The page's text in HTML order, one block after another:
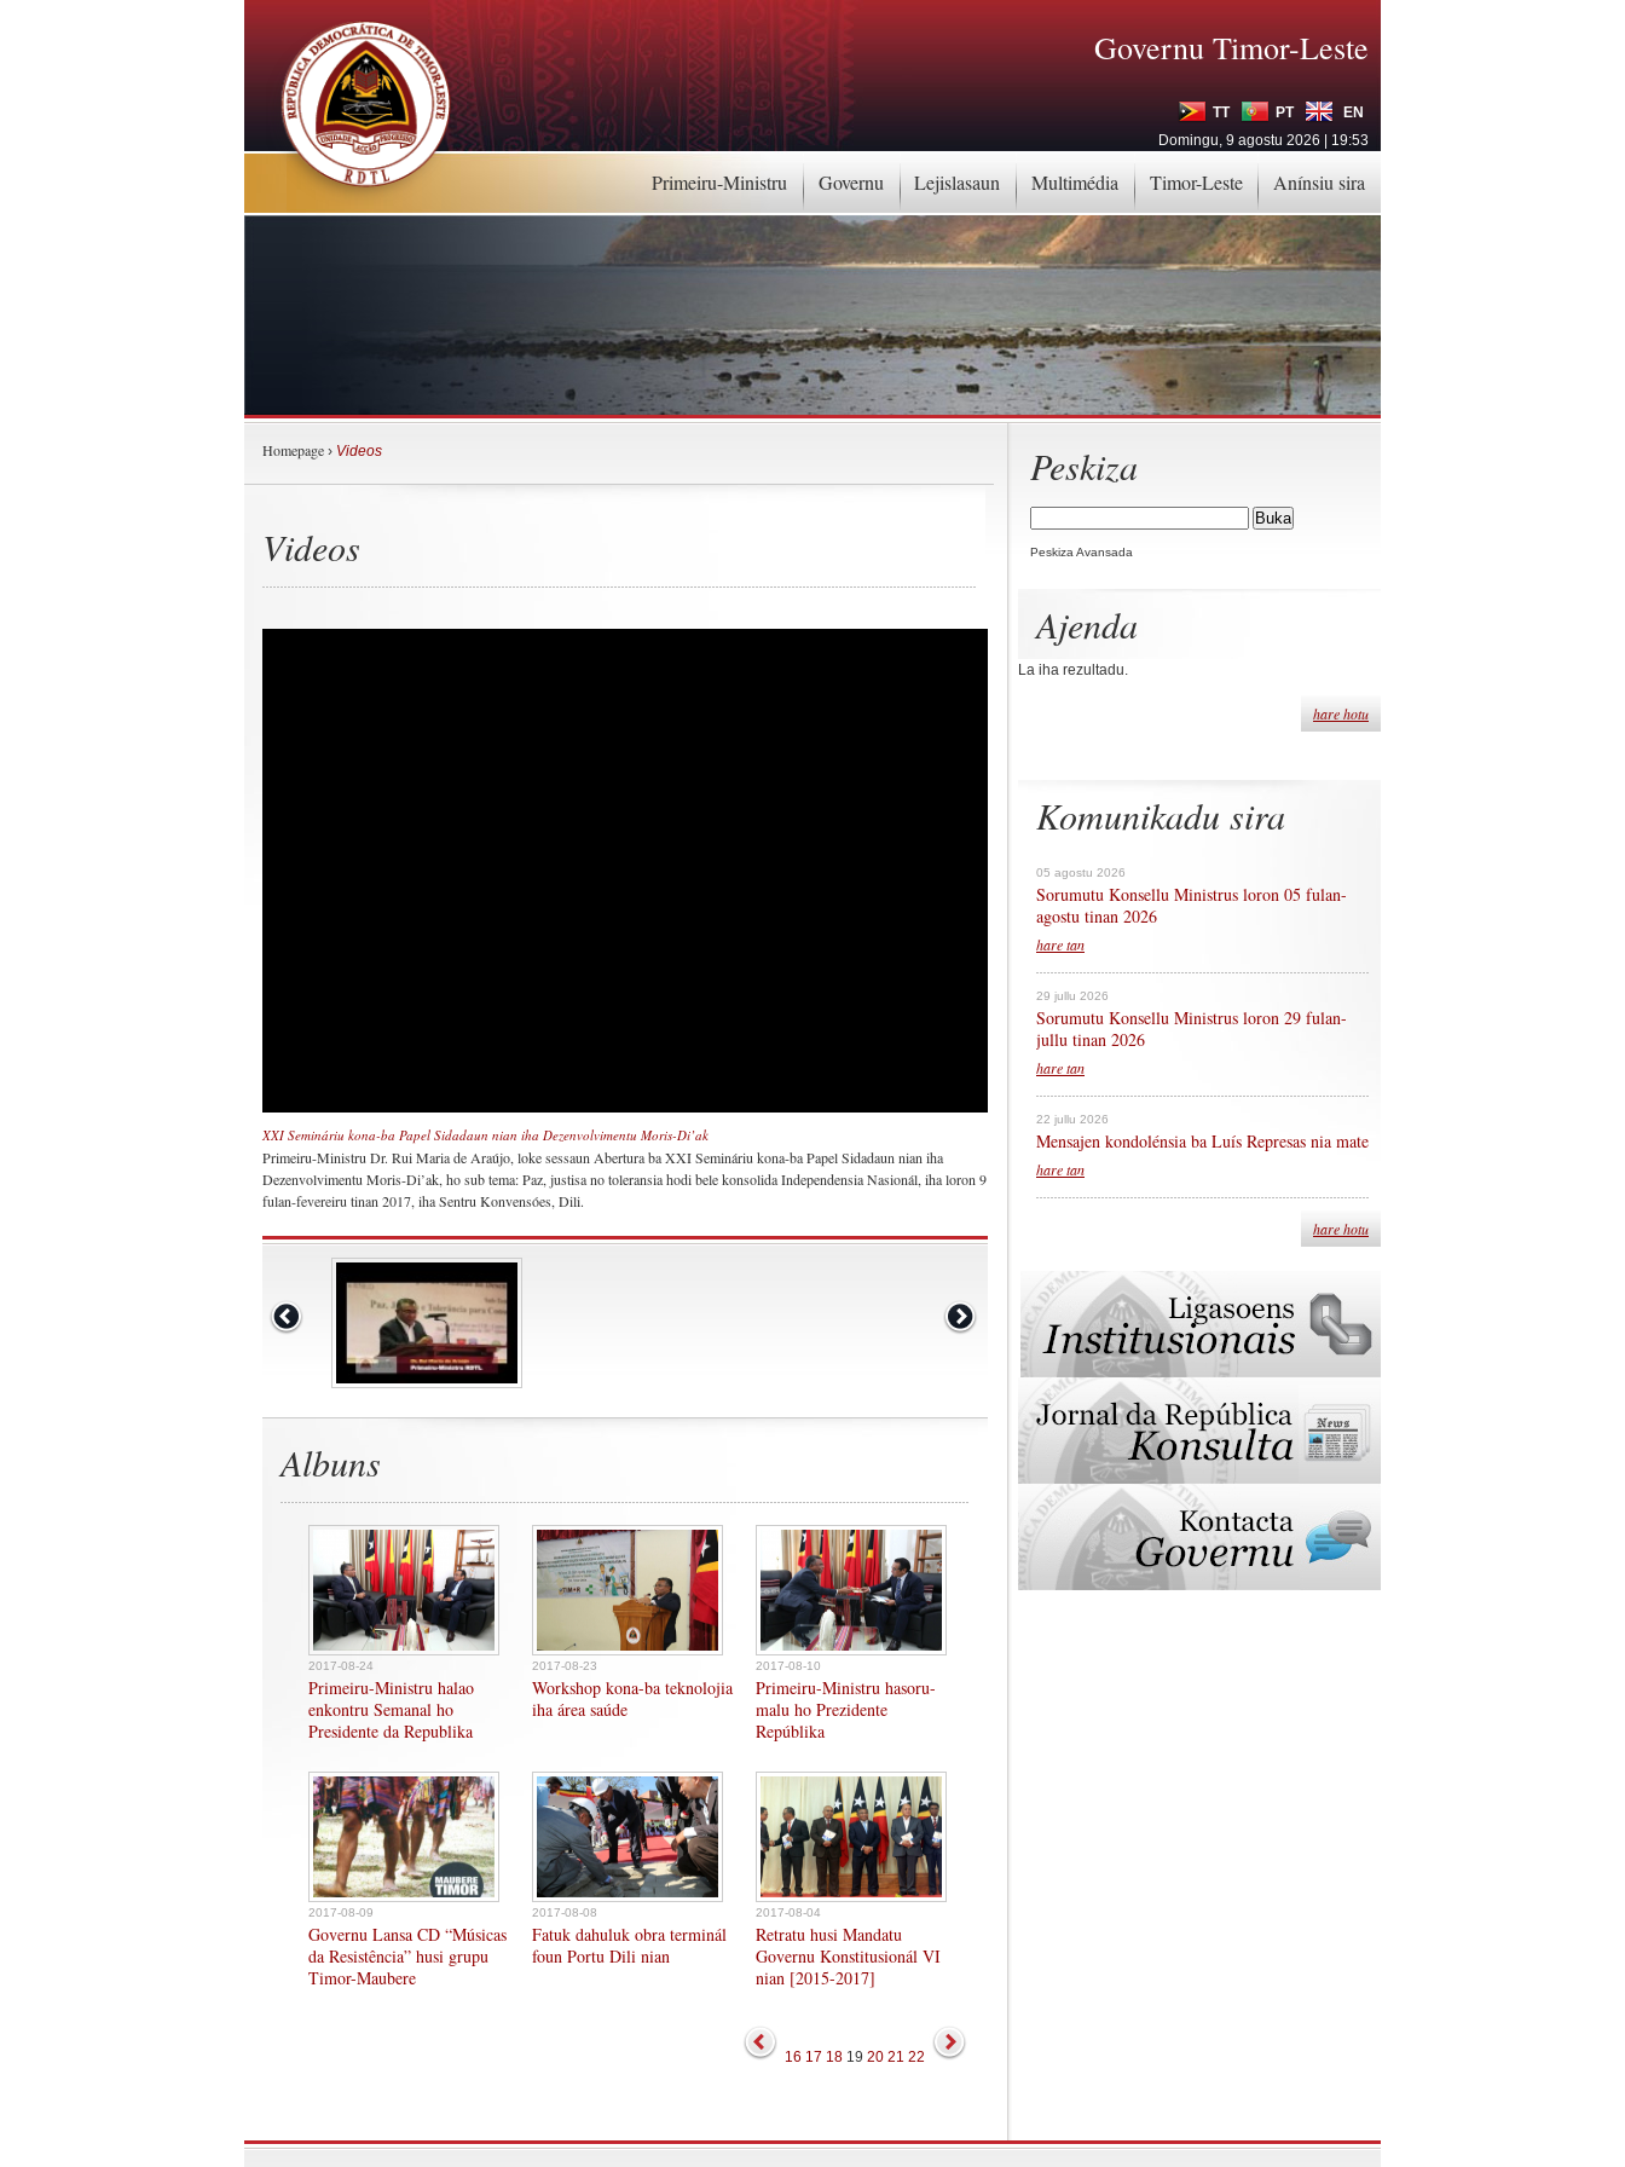
Primeiru-Ministru Governu Lejislasaun Multimédia Timor-Leste Anínsiu sira
Governu Timor-Leste
TT PT
EN
Domingu, 9 agostu 2026 | 19:53
Peskiza
Peskiza Avansada
Ajenda
La iha rezultadu.
hare hotu
Komunikadu sira
05 agostu 2026
Sorumutu Konsellu Ministrus loron 05 fulan-
agostu tinan 2026
hare tan
29 jullu 2026
Sorumutu Konsellu Ministrus loron 29 fulan-
jullu tinan 2026
hare tan
22 jullu 2026
Mensajen kondolénsia ba Luís Represas nia mate
hare tan
hare hotu
Homepage › Videos
Videos
XXI Semináriu kona-ba Papel Sidadaun nian iha Dezenvolvimentu Moris-Di’ak
Primeiru-Ministru Dr. Rui Maria de Araújo, loke sessaun Abertura ba XXI Semináriu kona-ba Papel Sidadaun nian iha
Dezenvolvimentu Moris-Di’ak, ho sub tema: Paz, justisa no toleransia hodi bele konsolida Independensia Nasionál, iha loron 9
fulan-fevereiru tinan 2017, iha Sentru Konvensóes, Dili.
Albuns
2017-08-24
Primeiru-Ministru halao
enkontru Semanal ho
Presidente da Republika
2017-08-23
Workshop kona-ba teknolojia
iha área saúde
2017-08-10
Primeiru-Ministru hasoru-
malu ho Prezidente
Repúblika
2017-08-09
Governu Lansa CD “Músicas
da Resistência” husi grupu
Timor-Maubere
2017-08-08
Fatuk dahuluk obra terminál
foun Portu Dili nian
2017-08-04
Retratu husi Mandatu
Governu Konstitusionál VI
nian [2015-2017]
16 17 18 19 20 21 22